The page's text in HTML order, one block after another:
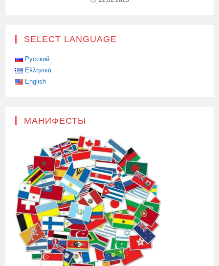
SELECT LANGUAGE
Русский
Ελληνικά
English
МАНИФЕСТЫ